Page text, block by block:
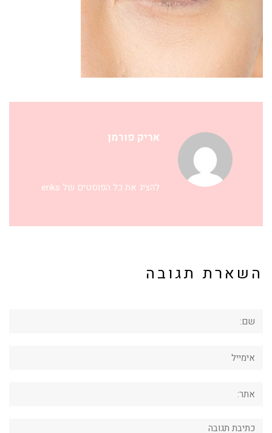
אריק פורמן
להציג את כל הפוסטים של eriks
השארת תגובה